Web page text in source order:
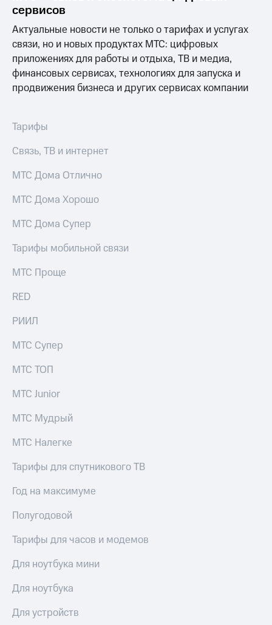
о технологиях
Достижения
Интервью
Пригласить
спикера
и акционерам
Корпоративное
управление
секретарь
информации
Собрания
акционеров
Личный
акционера
Акционерный
капитал
Контроль
аудит
акций
Описание
приобретения
выкупа
Дивиденды
облигаций
Описание
сервисов
Актуальные новости не только о тарифах и услугах
связи, но и новых продуктах МТС: цифровых
приложениях для работы и отдыха, ТВ и медиа,
финансовых сервисах, технологиях для запуска и
продвижения бизнеса и других сервисах компании
Тарифы
Связь, ТВ и интернет
МТС Дома Отлично
МТС Дома Хорошо
МТС Дома Супер
Тарифы мобильной связи
МТС Проще
RED
РИИЛ
МТС Супер
МТС ТОП
МТС Junior
МТС Мудрый
МТС Налегке
Тарифы для спутникового ТВ
Год на максимуме
Полугодовой
Тарифы для часов и модемов
Для ноутбука мини
Для ноутбука
Для устройств